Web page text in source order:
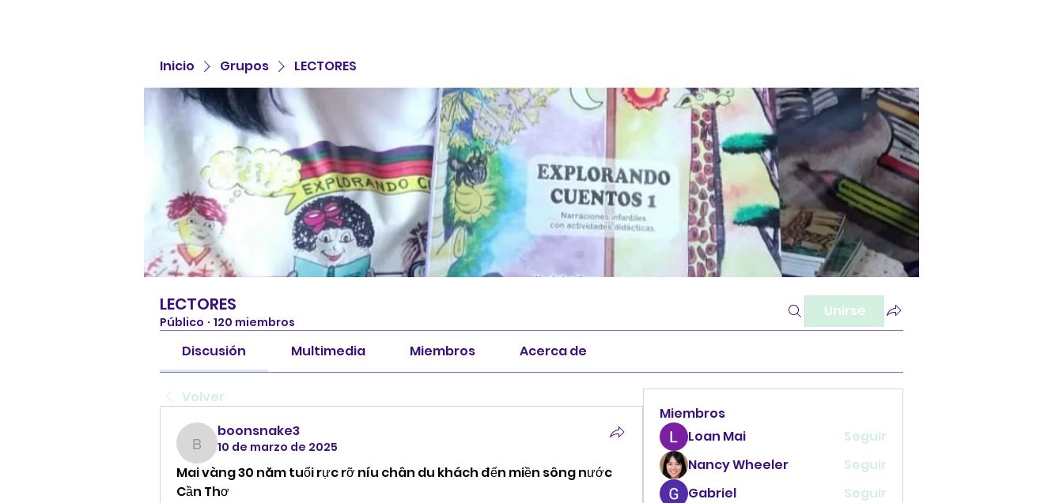
Inicio Grupos LECTORES
LECTORES
Público · 120 miembros
Unirse
Discusión Multimedia Miembros Acerca de
Volver
boonsnake3
boonsnake3
10 de marzo de 2025
Mai vàng 30 năm tuổi rực rỡ níu chân du khách đến miền sông nước
Cần Thơ
Miembros
Loan Mai
Seguir
Nancy Wheeler
Seguir
Gabriel
Seguir